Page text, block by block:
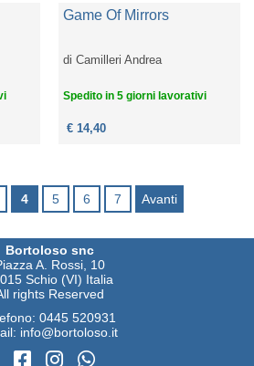
Game Of Mirrors
diCamilleri Andrea
Spedito in 5 giorni lavorativi
€ 14,40
4 5 6 7 Avanti
Bortoloso snc
A. Rossi, 10
Schio (VI) Italia
rights Reserved
0445 520931
info@bortoloso.it